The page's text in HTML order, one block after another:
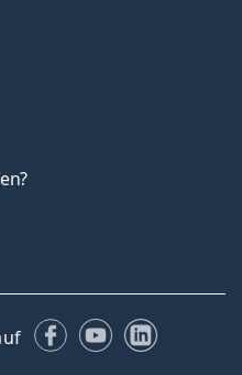
Facebook
YouTubeLinkedIn